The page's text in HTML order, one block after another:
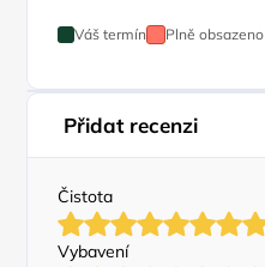
Váš termín Plně obsazeno
Přidat recenzi
Čistota
Vybavení